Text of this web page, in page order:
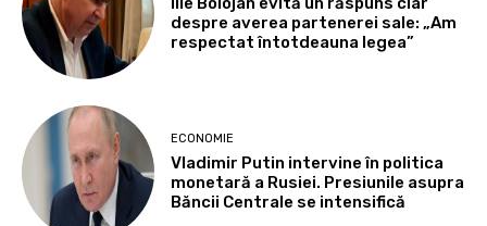
despre averea partenerei sale: „Am
respectat întotdeauna legea”
ECONOMIE
Vladimir Putin intervine în politica
monetară a Rusiei. Presiunile asupra
Băncii Centrale se intensifică